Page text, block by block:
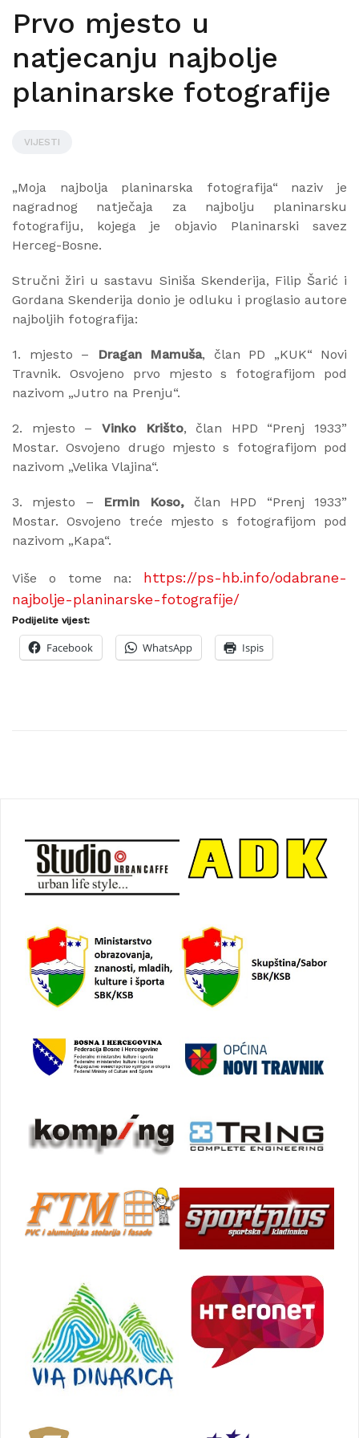
Prvo mjesto u
natjecanju najbolje
planinarske fotografije
VIJESTI
„Moja najbolja planinarska fotografija“ naziv je
nagradnog natječaja za najbolju planinarsku
fotografiju, kojega je objavio Planinarski savez
Herceg-Bosne.
Stručni žiri u sastavu Siniša Skenderija, Filip Šarić i
Gordana Skenderija donio je odluku i proglasio autore
najboljih fotografija:
1. mjesto – Dragan Mamuša, član PD „KUK“ Novi
Travnik. Osvojeno prvo mjesto s fotografijom pod
nazivom „Jutro na Prenju“.
2. mjesto – Vinko Krišto, član HPD “Prenj 1933”
Mostar. Osvojeno drugo mjesto s fotografijom pod
nazivom „Velika Vlajina“.
3. mjesto – Ermin Koso,član HPD “Prenj 1933”
Mostar. Osvojeno treće mjesto s fotografijom pod
nazivom „Kapa“.
Više o tome na: https://ps-hb.info/odabrane-
najbolje-planinarske-fotografije/
Podijelite vijest:
Facebook WhatsApp Ispis